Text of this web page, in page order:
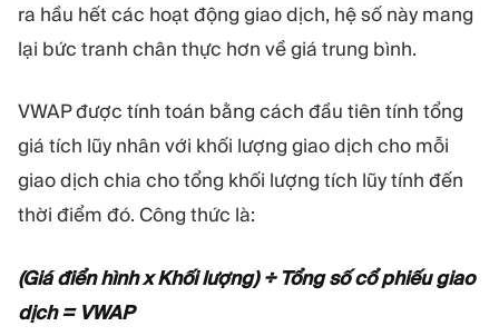
ra hầu hết các hoạt động giao dịch, hệ số này mang
lại bức tranh chân thực hơn về giá trung bình.
VWAP được tính toán bằng cách đầu tiên tính tổng
giá tích lũy nhân với khối lượng giao dịch cho mỗi
giao dịch chia cho tổng khối lượng tích lũy tính đến
thời điểm đó. Công thức là:
(Giá điển hình x Khối lượng) ÷ Tổng số cổ phiếu giao
dịch = VWAP